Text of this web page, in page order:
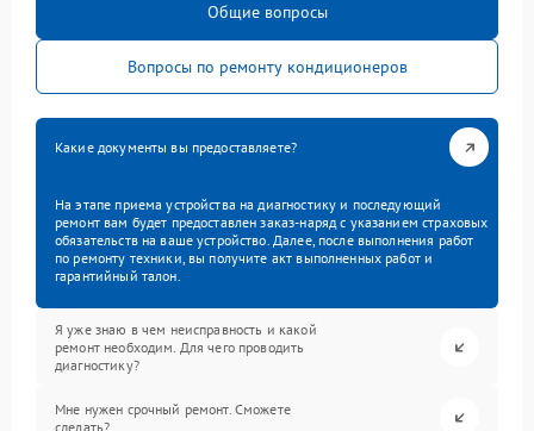
Общие вопросы
Вопросы по ремонту кондиционеров
Какие документы вы предоставляете?
На этапе приема устройства на диагностику и последующий
ремонт вам будет предоставлен заказ-наряд с указанием страховых
обязательств на ваше устройство. Далее, после выполнения работ
по ремонту техники, вы получите акт выполненных работ и
гарантийный талон.
Я уже знаю в чем неисправность и какой
ремонт необходим. Для чего проводить
диагностику?
Мне нужен срочный ремонт. Сможете
сделать?